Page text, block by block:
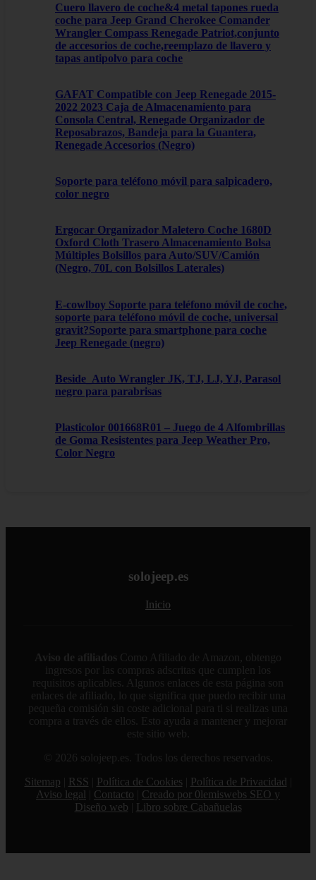
Cuero llavero de coche&4 metal tapones rueda
coche para Jeep Grand Cherokee Comander
Wrangler Compass Renegade Patriot,conjunto
de accesorios de coche,reemplazo de llavero y
tapas antipolvo para coche
GAFAT Compatible con Jeep Renegade 2015-
2022 2023 Caja de Almacenamiento para
Consola Central, Renegade Organizador de
Reposabrazos, Bandeja para la Guantera,
Renegade Accesorios (Negro)
Soporte para teléfono móvil para salpicadero,
color negro
Ergocar Organizador Maletero Coche 1680D
Oxford Cloth Trasero Almacenamiento Bolsa
Múltiples Bolsillos para Auto/SUV/Camión
(Negro, 70L con Bolsillos Laterales)
E-cowlboy Soporte para teléfono móvil de coche,
soporte para teléfono móvil de coche, universal
gravit?Soporte para smartphone para coche
Jeep Renegade (negro)
Beside_Auto Wrangler JK, TJ, LJ, YJ, Parasol
negro para parabrisas
Plasticolor 001668R01 – Juego de 4 Alfombrillas
de Goma Resistentes para Jeep Weather Pro,
Color Negro
solojeep.es
Inicio
Aviso de afiliados Como Afiliado de Amazon, obtengo
ingresos por las compras adscritas que cumplen los
requisitos aplicables. Algunos enlaces de esta página son
enlaces de afiliado, lo que significa que puedo recibir una
pequeña comisión sin coste adicional para ti si realizas una
compra a través de ellos. Esto ayuda a mantener y mejorar
este sitio web.
© 2026 solojeep.es. Todos los derechos reservados.
Sitemap
RSS Política de Cookies Política de Privacidad
Aviso legal
Contacto
Creado por 0lemiswebs SEO y
Diseño web
Libro sobre Cabañuelas